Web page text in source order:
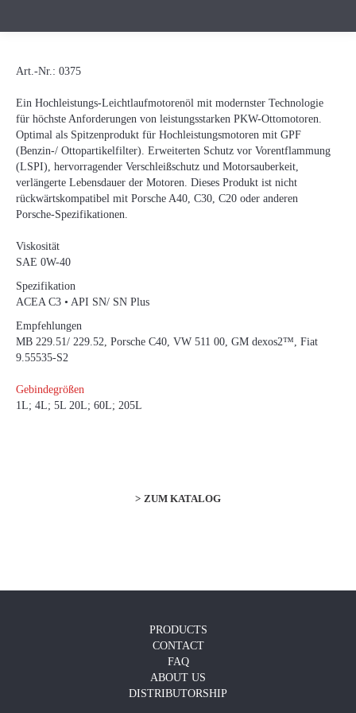
Art.-Nr.: 0375
Ein Hochleistungs-Leichtlaufmotorenöl mit modernster Technologie
für höchste Anforderungen von leistungsstarken PKW-Ottomotoren.
Optimal als Spitzenprodukt für Hochleistungsmotoren mit GPF
(Benzin-/ Ottopartikelfilter). Erweiterten Schutz vor Vorentflammung
(LSPI), hervorragender Verschleißschutz und Motorsauberkeit,
verlängerte Lebensdauer der Motoren. Dieses Produkt ist nicht
rückwärtskompatibel mit Porsche A40, C30, C20 oder anderen
Porsche-Spezifikationen.
Viskosität
SAE 0W-40
Spezifikation
ACEA C3 • API SN/ SN Plus
Empfehlungen
MB 229.51/ 229.52, Porsche C40, VW 511 00, GM dexos2™, Fiat
9.55535-S2
Gebindegrößen
1L; 4L; 5L 20L; 60L; 205L
ZUM KATALOG
PRODUCTS
CONTACT
FAQ
ABOUT US
DISTRIBUTORSHIP